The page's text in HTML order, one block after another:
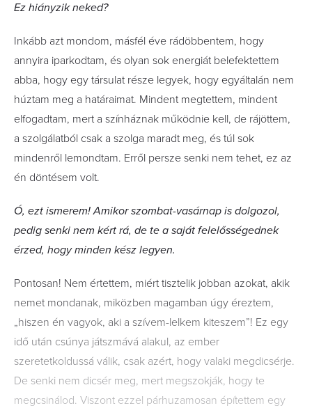
Ez hiányzik neked?
Inkább azt mondom, másfél éve rádöbbentem, hogy
annyira iparkodtam, és olyan sok energiát belefektettem
abba, hogy egy társulat része legyek, hogy egyáltalán nem
húztam meg a határaimat. Mindent megtettem, mindent
elfogadtam, mert a színháznak működnie kell, de rájöttem,
a szolgálatból csak a szolga maradt meg, és túl sok
mindenről lemondtam. Erről persze senki nem tehet, ez az
én döntésem volt.
Ó, ezt ismerem! Amikor szombat-vasárnap is dolgozol,
pedig senki nem kért rá, de te a saját felelősségednek
érzed, hogy minden kész legyen.
Pontosan! Nem értettem, miért tisztelik jobban azokat, akik
nemet mondanak, miközben magamban úgy éreztem,
„hiszen én vagyok, aki a szívem-lelkem kiteszem”! Ez egy
idő után csúnya játszmává alakul, az ember
szeretetkoldussá válik, csak azért, hogy valaki megdicsérje.
De senki nem dicsér meg, mert megszokják, hogy te
megcsinálod. Viszont ezzel párhuzamosan építettem egy